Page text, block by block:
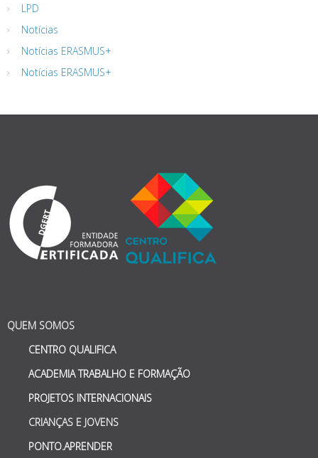
LPD
Notícias
Notícias ERASMUS+
Notícias ERASMUS+
QUEM SOMOS
CENTRO QUALIFICA
ACADEMIA TRABALHO E FORMAÇÃO
PROJETOS INTERNACIONAIS
CRIANÇAS E JOVENS
PONTO.APRENDER